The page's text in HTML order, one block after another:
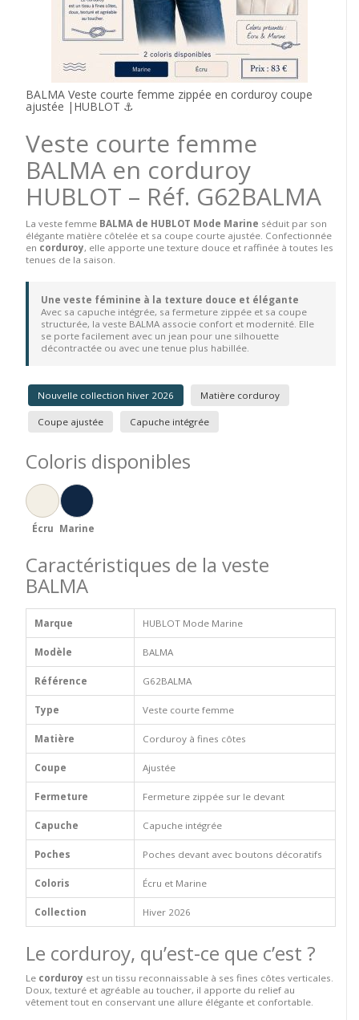
BALMA Veste courte femme zippée en corduroy coupe
ajustée |HUBLOT ⚓
Veste courte femme
BALMA en corduroy
HUBLOT – Réf. G62BALMA
La veste femme BALMA de HUBLOT Mode Marine séduit par son
élégante matière côtelée et sa coupe courte ajustée. Confectionnée
en corduroy, elle apporte une texture douce et raffinée à toutes les
tenues de la saison.
Une veste féminine à la texture douce et élégante
Avec sa capuche intégrée, sa fermeture zippée et sa coupe
structurée, la veste BALMA associe confort et modernité. Elle
se porte facilement avec un jean pour une silhouette
décontractée ou avec une tenue plus habillée.
Nouvelle collection hiver 2026 Matière corduroy
Coupe ajustée Capuche intégrée
Coloris disponibles
Écru Marine
Caractéristiques de la veste
BALMA
Marque HUBLOT Mode Marine
Modèle BALMA
Référence G62BALMA
Type Veste courte femme
Matière Corduroy à fines côtes
Coupe Ajustée
Fermeture Fermeture zippée sur le devant
Capuche Capuche intégrée
Poches Poches devant avec boutons décoratifs
Coloris Écru et Marine
Collection Hiver 2026
Le corduroy, qu’est-ce que c’est ?
Le corduroy est un tissu reconnaissable à ses fines côtes verticales.
Doux, texturé et agréable au toucher, il apporte du relief au
vêtement tout en conservant une allure élégante et confortable.